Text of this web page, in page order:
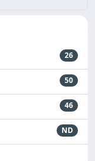
26
50
46
ND